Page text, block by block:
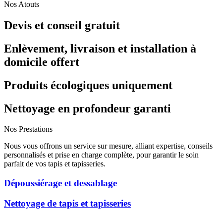
Nos Atouts
Devis et conseil gratuit
Enlèvement, livraison et installation à
domicile offert
Produits écologiques uniquement
Nettoyage en profondeur garanti
Nos Prestations
Nous vous offrons un service sur mesure, alliant expertise, conseils
personnalisés et prise en charge complète, pour garantir le soin
parfait de vos tapis et tapisseries.
Dépoussiérage et dessablage
Nettoyage de tapis et tapisseries